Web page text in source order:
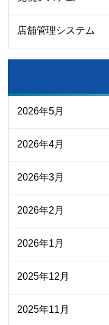
店舗管理システム
2026年5月
2026年4月
2026年3月
2026年2月
2026年1月
2025年12月
2025年11月